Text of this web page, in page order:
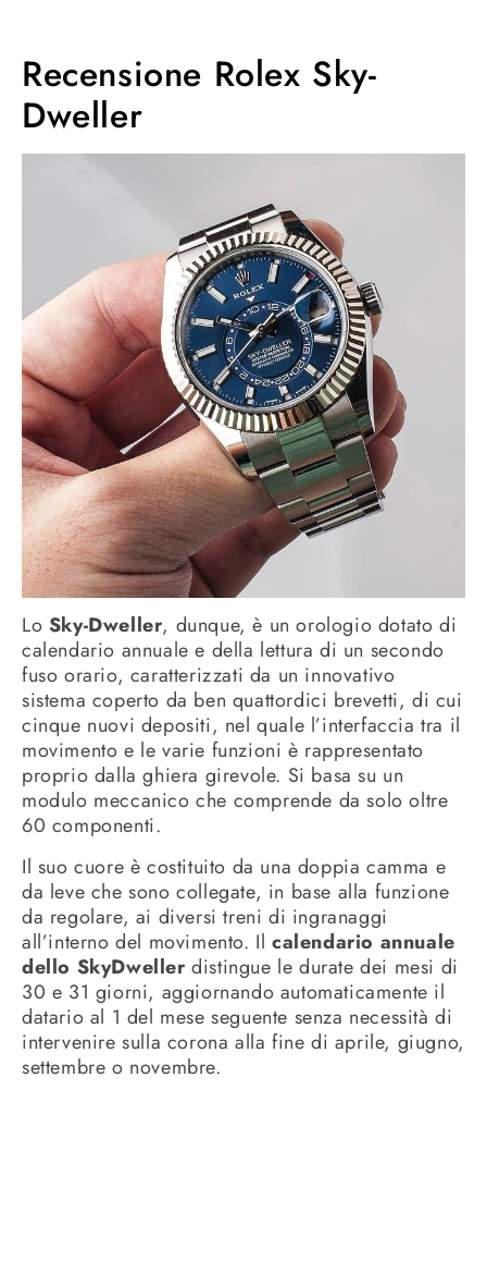
Recensione Rolex Sky-
Dweller
Lo Sky-Dweller, dunque, è un orologio dotato di
calendario annuale e della lettura di un secondo
fuso orario, caratterizzati da un innovativo
sistema coperto da ben quattordici brevetti, di cui
cinque nuovi depositi, nel quale l’interfaccia tra il
movimento e le varie funzioni è rappresentato
proprio dalla ghiera girevole. Si basa su un
modulo meccanico che comprende da solo oltre
60 componenti.
Il suo cuore è costituito da una doppia camma e
da leve che sono collegate, in base alla funzione
da regolare, ai diversi treni di ingranaggi
all’interno del movimento. Ilcalendario annuale
dello SkyDwellerdistingue le durate dei mesi di
30 e 31 giorni, aggiornando automaticamente il
datario al 1 del mese seguente senza necessità di
intervenire sulla corona alla fine di aprile, giugno,
settembre o novembre.